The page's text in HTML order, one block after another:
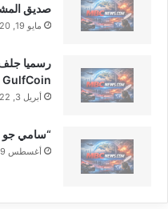
صديق
مايو 19, 2020
GulfCoin مع نهاية شهر آذار
أبريل 3, 2022
“سامي جو
أغسطس 29, 2020